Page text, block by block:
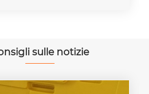
sulle notizie